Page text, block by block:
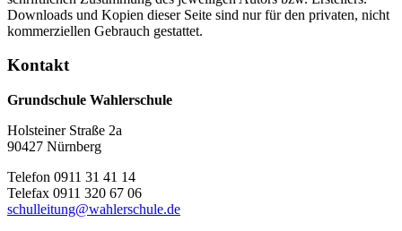
Downloads und Kopien dieser Seite sind nur für den privaten, nicht
kommerziellen Gebrauch gestattet.
Kontakt
Grundschule Wahlerschule
Holsteiner Straße 2a
90427 Nürnberg
Telefon 0911 31 41 14
Telefax 0911 320 67 06
schulleitung@wahlerschule.de